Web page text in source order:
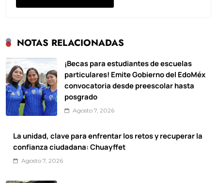
NOTAS RELACIONADAS
¡Becas para estudiantes de escuelas
particulares! Emite Gobierno del EdoMéx
convocatoria desde preescolar hasta
posgrado
Agosto 7, 2026
La unidad, clave para enfrentar los retos y recuperar la
confianza ciudadana: Chuayffet
Agosto 7, 2026